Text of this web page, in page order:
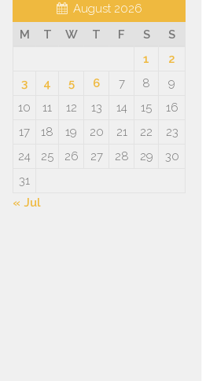
August 2026
M
T W T F S
S
1
2
3
4 5 6 7 8
9
10
11 12 13 14 15
16
17
18 19 20 21 22
23
24
25 26 27 28 29
30
31
« Jul